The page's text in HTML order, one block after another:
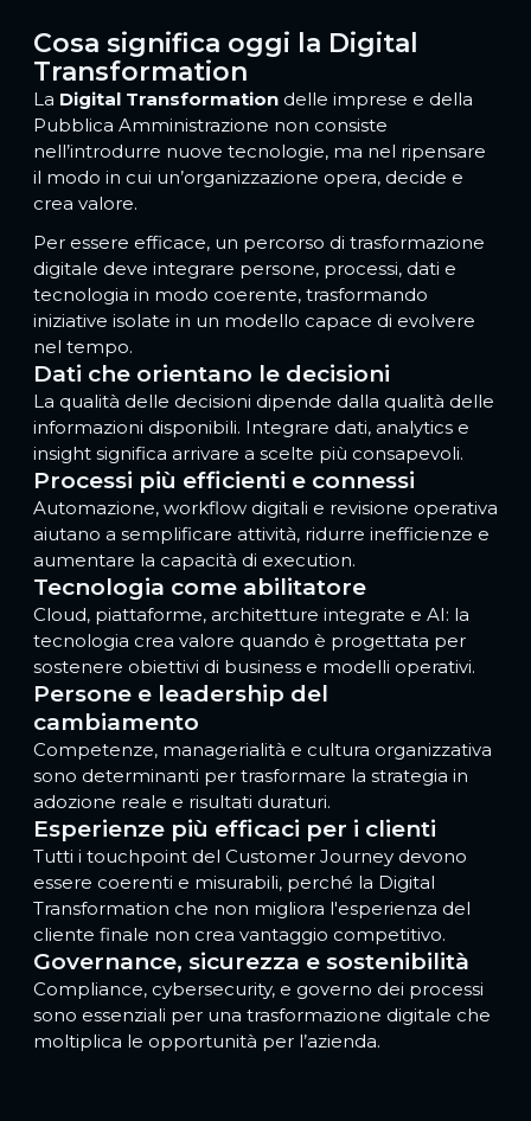
Cosa significa oggi la Digital
Transformation
La Digital Transformation delle imprese e della
Pubblica Amministrazione non consiste
nell’introdurre nuove tecnologie, ma nel ripensare
il modo in cui un’organizzazione opera, decide e
crea valore.
Per essere efficace, un percorso di trasformazione
digitale deve integrare persone, processi, dati e
tecnologia in modo coerente, trasformando
iniziative isolate in un modello capace di evolvere
nel tempo.
Dati che orientano le decisioni
La qualità delle decisioni dipende dalla qualità delle
informazioni disponibili. Integrare dati, analytics e
insight significa arrivare a scelte più consapevoli.
Processi più efficienti e connessi
Automazione, workflow digitali e revisione operativa
aiutano a semplificare attività, ridurre inefficienze e
aumentare la capacità di execution.
Tecnologia come abilitatore
Cloud, piattaforme, architetture integrate e AI: la
tecnologia crea valore quando è progettata per
sostenere obiettivi di business e modelli operativi.
Persone e leadership del
cambiamento
Competenze, managerialità e cultura organizzativa
sono determinanti per trasformare la strategia in
adozione reale e risultati duraturi.
Esperienze più efficaci per i clienti
Tutti i touchpoint del Customer Journey devono
essere coerenti e misurabili, perché la Digital
Transformation che non migliora l'esperienza del
cliente finale non crea vantaggio competitivo.
Governance, sicurezza e sostenibilità
Compliance, cybersecurity, e governo dei processi
sono essenziali per una trasformazione digitale che
moltiplica le opportunità per l’azienda.